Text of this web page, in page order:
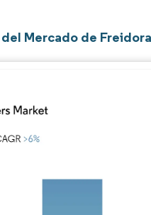
Mercado de